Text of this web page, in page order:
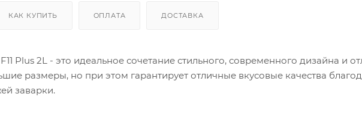
КАК КУПИТЬ ОПЛАТА ДОСТАВКА
Plus 2L - это идеальное сочетание стильного, современного дизайна и
размеры, но при этом гарантирует отличные вкусовые качества
заварки.